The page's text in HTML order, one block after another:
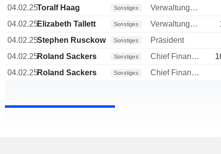
04.02.25Toralf Haag Sonstiges
Verwaltungsratsmitglied
04.02.25Elizabeth Tallett Sonstiges Verwaltungsratsmitglied
04.02.25Stephen RusckowskiSonstiges
Präsident
04.02.25Roland Sackers Sonstiges Chief Financial Officer (CFO)
04.02.25Roland Sackers Sonstiges Chief Financial Officer (CFO)